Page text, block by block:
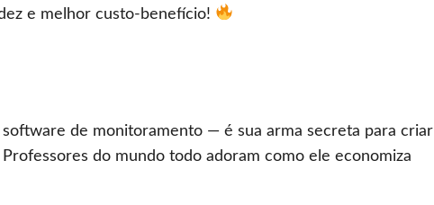
e melhor custo-benefício!
software de monitoramento — é sua arma secreta para criar
do mundo todo adoram como ele economiza